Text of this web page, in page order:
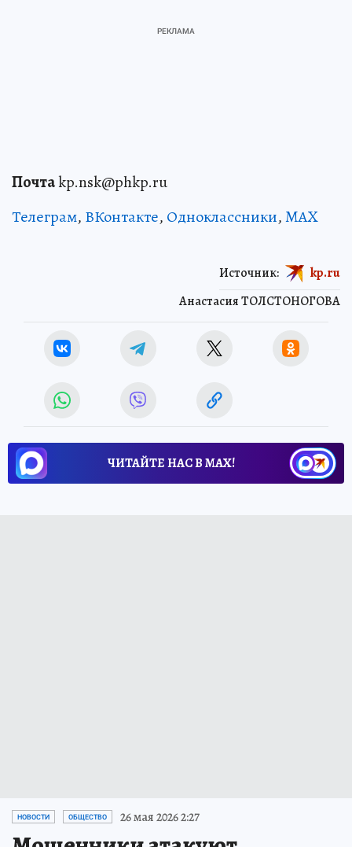
Почтаkp.nsk@phkp.ru
Телеграм, ВКонтакте, Одноклассники,MAX
Анастасия ТОЛСТОНОГОВА
Источник: kp.ru
ЧИТАЙТЕ НАС В МАХ!
НОВОСТИ ОБЩЕСТВО 26 мая 2026 2:27